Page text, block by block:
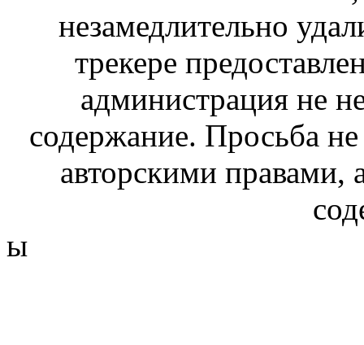
незамедлительно
трекере
администрация не
содержание. Просьба
авторскими правами,
ы